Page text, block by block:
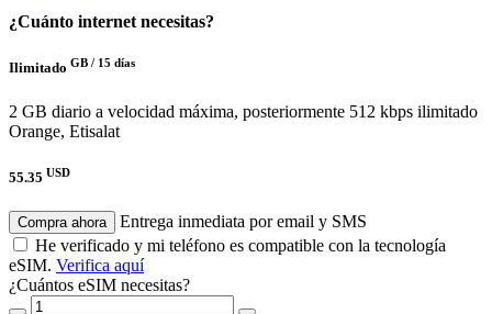
¿Cuánto internet necesitas?
Ilimitado GB / 15 días
2 GB diario a velocidad máxima, posteriormente 512 kbps ilimitado
Orange, Etisalat
55.35 USD
Compra ahora
Entrega inmediata por email y SMS
He verificado y mi teléfono es compatible con la tecnología
eSIM. Verifica aquí
¿Cuántos eSIM necesitas?